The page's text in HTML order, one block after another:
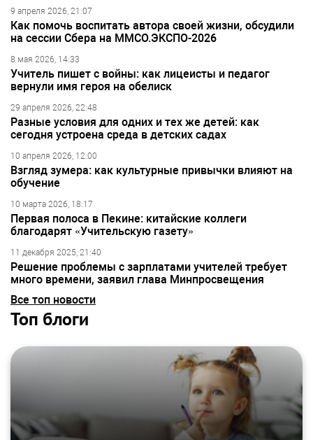
9 апреля 2026, 21:07
Как помочь воспитать автора своей жизни, обсудили
на сессии Сбера на ММСО.ЭКСПО-2026
8 мая 2026, 14:33
Учитель пишет с войны: как лицеисты и педагог
вернули имя героя на обелиск
29 апреля 2026, 22:48
Разные условия для одних и тех же детей: как
сегодня устроена среда в детских садах
10 апреля 2026, 12:00
Взгляд зумера: как культурные привычки влияют на
обучение
10 марта 2026, 18:17
Первая полоса в Пекине: китайские коллеги
благодарят «Учительскую газету»
11 декабря 2025, 21:40
Решение проблемы с зарплатами учителей требует
много времени, заявил глава Минпросвещения
Все топ новости
Топ блоги